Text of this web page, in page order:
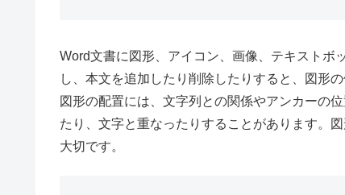
Word文書に図形、アイコン、画像、テキストボ
し、本文を追加したり削除したりすると、図形
図形の配置には、文字列との関係やアンカーの
たり、文字と重なったりすることがあります。図
大切です。